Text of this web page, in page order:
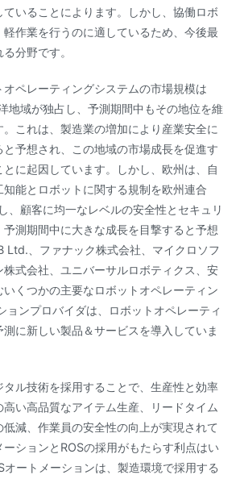
ていることによります。しかし、協働ロボ
軽作業を行うのに適しているため、今後最
分野です。
ペレーティングシステムの市場規模は
地域が独占し、予測期間中もその地位を維
これは、製造業の増加により産業安全に
予想され、この地域の市場成長を促進す
に起因しています。しかし、欧州は、自
能とロボットに関する規制を欧州連合
、顧客に均一なレベルの安全性とセキュリ
測期間中に大きな成長を目撃すると予想
Ltd.、ファナック株式会社、マイクロソフ
株式会社、ユニバーサルロボティクス、安
いくつかの主要なロボットオペレーティン
ョンプロバイダは、ロボットオペレーティ
に新しい製品＆サービスを導入していま
タル技術を採用することで、生産性と効率
い高品質なアイテム生産、リードタイム
減、作業員の安全性の向上が実現されて
ションとROSの採用がもたらす利点はい
オートメーションは、製造環境で採用する